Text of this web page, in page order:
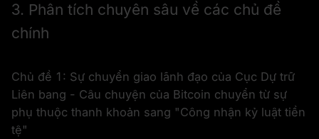
3. Phân tích chuyên sâu về các chủ đề
chính
Chủ đề 1: Sự chuyển giao lãnh đạo của Cục Dự trữ
Liên bang - Câu chuyện của Bitcoin chuyển từ sự
phụ thuộc thanh khoản sang "Công nhận kỷ luật tiền
tệ"